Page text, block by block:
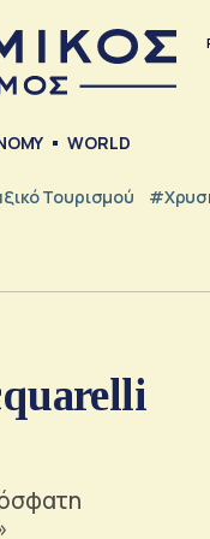
WORLD
Τουρισμού